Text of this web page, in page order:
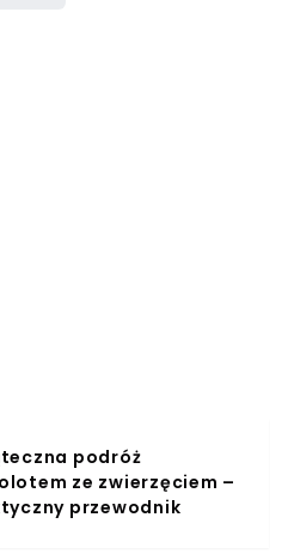
podróż
ze zwierzęciem –
przewodnik